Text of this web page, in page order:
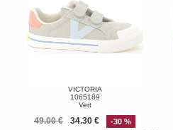
VICTORIA
1065189
Vert
49.00 € 34.30 € -30 %